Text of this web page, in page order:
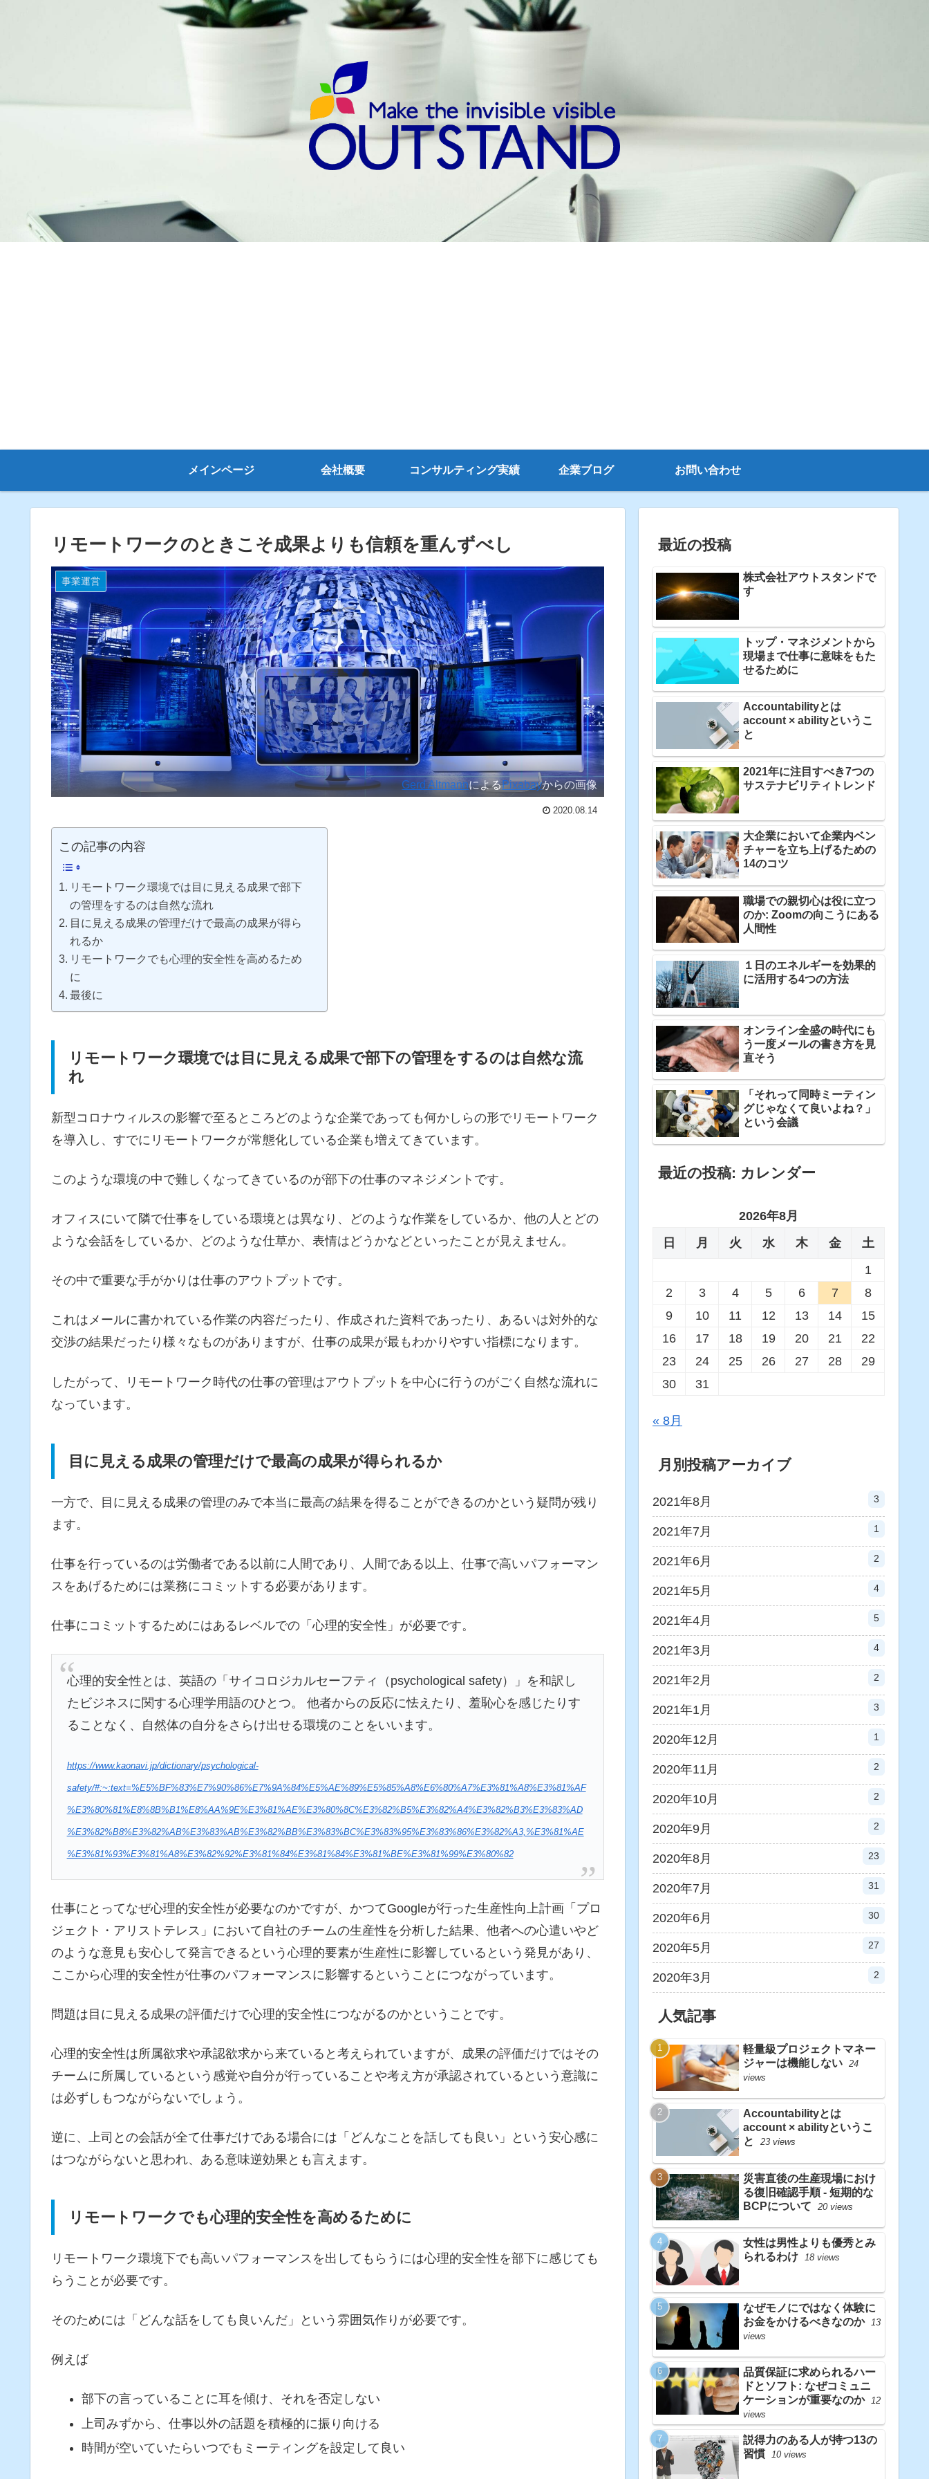
メインページ 会社概要 コンサルティング実績 企業ブログ お問い合わせ
リモートワークのときこそ成果よりも信頼を重んずべし
事業運営
Gerd AltmannによるPixabayからの画像
2020.08.14
この記事の内容
リモートワーク環境では目に見える成果で部下
の管理をするのは自然な流れ
目に見える成果の管理だけで最高の成果が得ら
れるか
リモートワークでも心理的安全性を高めるため
に
最後に
リモートワーク環境では目に見える成果で部下の管理をするのは自然な流
れ
新型コロナウィルスの影響で至るところどのような企業であっても何かしらの形でリモートワーク
を導入し、すでにリモートワークが常態化している企業も増えてきています。
このような環境の中で難しくなってきているのが部下の仕事のマネジメントです。
オフィスにいて隣で仕事をしている環境とは異なり、どのような作業をしているか、他の人とどの
ような会話をしているか、どのような仕草か、表情はどうかなどといったことが見えません。
その中で重要な手がかりは仕事のアウトプットです。
これはメールに書かれている作業の内容だったり、作成された資料であったり、あるいは対外的な
交渉の結果だったり様々なものがありますが、仕事の成果が最もわかりやすい指標になります。
したがって、リモートワーク時代の仕事の管理はアウトプットを中心に行うのがごく自然な流れに
なっています。
目に見える成果の管理だけで最高の成果が得られるか
一方で、目に見える成果の管理のみで本当に最高の結果を得ることができるのかという疑問が残り
ます。
仕事を行っているのは労働者である以前に人間であり、人間である以上、仕事で高いパフォーマン
スをあげるためには業務にコミットする必要があります。
仕事にコミットするためにはあるレベルでの「心理的安全性」が必要です。
心理的安全性とは、英語の「サイコロジカルセーフティ（psychological safety）」を和訳し
たビジネスに関する心理学用語のひとつ。 他者からの反応に怯えたり、羞恥心を感じたりす
ることなく、自然体の自分をさらけ出せる環境のことをいいます。
https://www.kaonavi.jp/dictionary/psychological-
safety/#:~:text=%E5%BF%83%E7%90%86%E7%9A%84%E5%AE%89%E5%85%A8%E6%80%A7%E3%81%A8%E3%81%AF
%E3%80%81%E8%8B%B1%E8%AA%9E%E3%81%AE%E3%80%8C%E3%82%B5%E3%82%A4%E3%82%B3%E3%83%AD
%E3%82%B8%E3%82%AB%E3%83%AB%E3%82%BB%E3%83%BC%E3%83%95%E3%83%86%E3%82%A3,%E3%81%AE
%E3%81%93%E3%81%A8%E3%82%92%E3%81%84%E3%81%84%E3%81%BE%E3%81%99%E3%80%82
仕事にとってなぜ心理的安全性が必要なのかですが、かつてGoogleが行った生産性向上計画「プロ
ジェクト・アリストテレス」において自社のチームの生産性を分析した結果、他者への心遣いやど
のような意見も安心して発言できるという心理的要素が生産性に影響しているという発見があり、
ここから心理的安全性が仕事のパフォーマンスに影響するということにつながっています。
問題は目に見える成果の評価だけで心理的安全性につながるのかということです。
心理的安全性は所属欲求や承認欲求から来ていると考えられていますが、成果の評価だけではその
チームに所属しているという感覚や自分が行っていることや考え方が承認されているという意識に
は必ずしもつながらないでしょう。
逆に、上司との会話が全て仕事だけである場合には「どんなことを話しても良い」という安心感に
はつながらないと思われ、ある意味逆効果とも言えます。
リモートワークでも心理的安全性を高めるために
リモートワーク環境下でも高いパフォーマンスを出してもらうには心理的安全性を部下に感じても
らうことが必要です。
そのためには「どんな話をしても良いんだ」という雰囲気作りが必要です。
例えば
部下の言っていることに耳を傾け、それを否定しない
上司みずから、仕事以外の話題を積極的に振り向ける
時間が空いていたらいつでもミーティングを設定して良い
最近の投稿
株式会社アウトスタンドで
す
トップ・マネジメントから
現場まで仕事に意味をもた
せるために
Accountabilityとは
account × abilityというこ
と
2021年に注目すべき7つの
サステナビリティトレンド
大企業において企業内ベン
チャーを立ち上げるための
14のコツ
職場での親切心は役に立つ
のか: Zoomの向こうにある
人間性
１日のエネルギーを効果的
に活用する4つの方法
オンライン全盛の時代にも
う一度メールの書き方を見
直そう
「それって同時ミーティン
グじゃなくて良いよね？」
という会議
最近の投稿: カレンダー
2026年8月
日
月 火 水 木 金
土
1
2
3 4 5 6 7
8
9
10 11 12 13 14
15
16
17 18 19 20 21
22
23
24 25 26 27 28
29
30
31
« 8月
月別投稿アーカイブ
2021年8月 3
2021年7月 1
2021年6月 2
2021年5月 4
2021年4月 5
2021年3月 4
2021年2月 2
2021年1月 3
2020年12月 1
2020年11月 2
2020年10月 2
2020年9月 2
2020年8月 23
2020年7月 31
2020年6月 30
2020年5月 27
2020年3月 2
人気記事
軽量級プロジェクトマネー
ジャーは機能しない 24
views
Accountabilityとは
account × abilityというこ
と
23 views
災害直後の生産現場におけ
る復旧確認手順 - 短期的な
BCPについて
20 views
女性は男性よりも優秀とみ
られるわけ 18 views
なぜモノにではなく体験に
お金をかけるべきなのか
13
views
品質保証に求められるハー
ドとソフト: なぜコミュニ
ケーションが重要なのか 12
views
説得力のある人が持つ13の
習慣 10 views